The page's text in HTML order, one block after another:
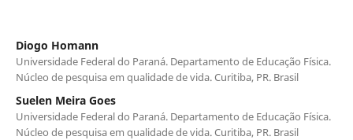
Diogo Homann
Universidade Federal do Paraná. Departamento de Educação Física.
Núcleo de pesquisa em qualidade de vida. Curitiba, PR. Brasil
Suelen Meira Goes
Universidade Federal do Paraná. Departamento de Educação Física.
Núcleo de pesquisa em qualidade de vida. Curitiba, PR. Brasil